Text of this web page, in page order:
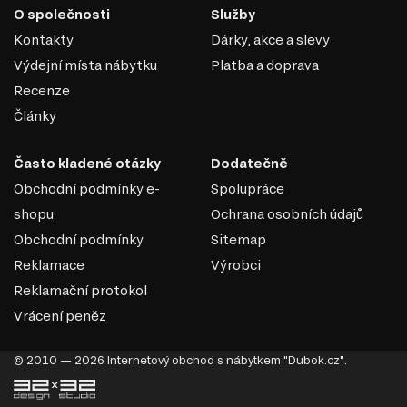
Odolnost vůči vlivům: Laminované DTD je dobře chráněné proti
Ekologičnost: Moderní výrobci zajišťují minimální úroveň emisí
formaldehydu v souladu s ekologickými normami.
jedinečné designové produkty.
O společnosti
Kontakty
Výdejní místa nábytku
Recenze
Články
Služby
Dárky, akce a slevy
Platba a doprava
Často kladené otázky
Obchodní podmínky e-
shopu
Obchodní podmínky
Reklamace
Reklamační protokol
Vrácení peněz
Dodatečně
Spolupráce
Ochrana osobních údajů
Sitemap
Výrobci
© 2010 — 2026 Internetový obchod s nábytkem "Dubok.cz".